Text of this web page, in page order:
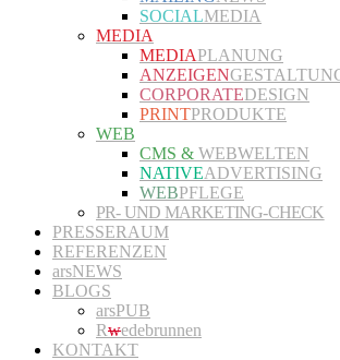
SOCIALMEDIA
MEDIA
MEDIAPLANUNG
ANZEIGEN
CORPORATEDESIGN
PRINTPRODUKTE
WEB
CMS & WEBWELTEN
NATIVEADVERTISING
WEBPFLEGE
PR- UND MARKETING-CHECK
PRESSERAUM
REFERENZEN
arsNEWS
BLOGS
arsPUB
Rwedebrunnen
KONTAKT